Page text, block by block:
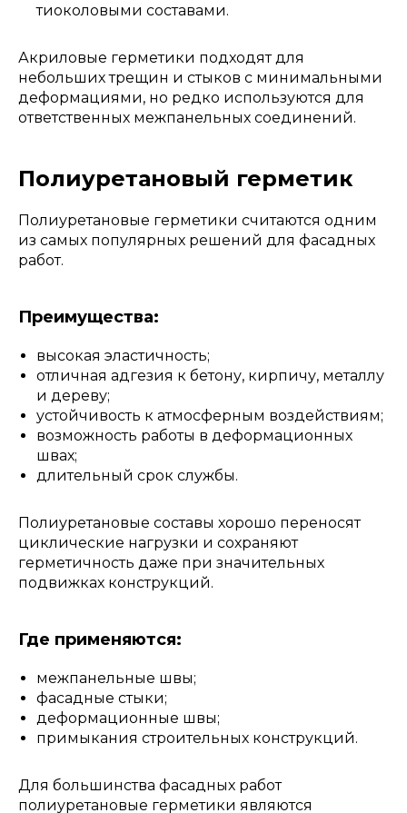
тиоколовыми составами.
Акриловые герметики подходят для
небольших трещин и стыков с минимальными
деформациями, но редко используются для
ответственных межпанельных соединений.
Полиуретановый герметик
Полиуретановые герметики считаются одним
из самых популярных решений для фасадных
работ.
Преимущества:
высокая эластичность;
отличная адгезия к бетону, кирпичу, металлу
и дереву;
устойчивость к атмосферным воздействиям;
возможность работы в деформационных
швах;
длительный срок службы.
Полиуретановые составы хорошо переносят
циклические нагрузки и сохраняют
герметичность даже при значительных
подвижках конструкций.
Где применяются:
межпанельные швы;
фасадные стыки;
деформационные швы;
примыкания строительных конструкций.
Для большинства фасадных работ
полиуретановые герметики являются